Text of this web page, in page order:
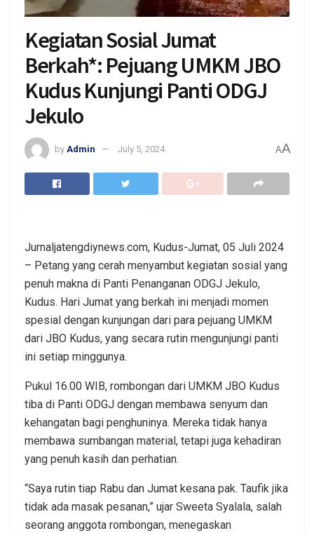
Kegiatan Sosial Jumat
Berkah*: Pejuang UMKM JBO
Kudus Kunjungi Panti ODGJ
Jekulo
by Admin July 5, 2024 AA
Jurnaljatengdiynews.com, Kudus-Jumat, 05 Juli 2024
– Petang yang cerah menyambut kegiatan sosial yang
penuh makna di Panti Penanganan ODGJ Jekulo,
Kudus. Hari Jumat yang berkah ini menjadi momen
spesial dengan kunjungan dari para pejuang UMKM
dari JBO Kudus, yang secara rutin mengunjungi panti
ini setiap minggunya.
Pukul 16.00 WIB, rombongan dari UMKM JBO Kudus
tiba di Panti ODGJ dengan membawa senyum dan
kehangatan bagi penghuninya. Mereka tidak hanya
membawa sumbangan material, tetapi juga kehadiran
yang penuh kasih dan perhatian.
“Saya rutin tiap Rabu dan Jumat kesana pak. Taufik jika
tidak ada masak pesanan,” ujar Sweeta Syalala, salah
seorang anggota rombongan, menegaskan